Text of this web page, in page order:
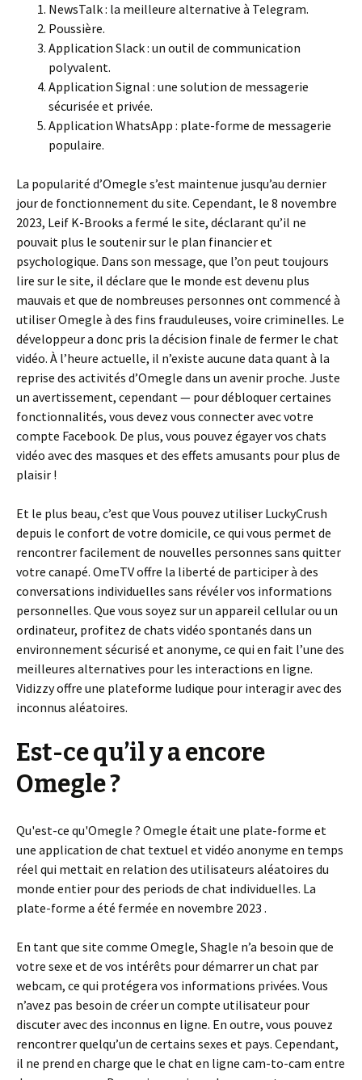
NewsTalk : la meilleure alternative à Telegram.
Poussière.
Application Slack : un outil de communication
polyvalent.
Application Signal : une solution de messagerie
sécurisée et privée.
Application WhatsApp : plate-forme de messagerie
populaire.
La popularité d’Omegle s’est maintenue jusqu’au dernier
jour de fonctionnement du site. Cependant, le 8 novembre
2023, Leif K-Brooks a fermé le site, déclarant qu’il ne
pouvait plus le soutenir sur le plan financier et
psychologique. Dans son message, que l’on peut toujours
lire sur le site, il déclare que le monde est devenu plus
mauvais et que de nombreuses personnes ont commencé à
utiliser Omegle à des fins frauduleuses, voire criminelles. Le
développeur a donc pris la décision finale de fermer le chat
vidéo. À l’heure actuelle, il n’existe aucune data quant à la
reprise des activités d’Omegle dans un avenir proche. Juste
un avertissement, cependant — pour débloquer certaines
fonctionnalités, vous devez vous connecter avec votre
compte Facebook. De plus, vous pouvez égayer vos chats
vidéo avec des masques et des effets amusants pour plus de
plaisir !
Et le plus beau, c’est que Vous pouvez utiliser LuckyCrush
depuis le confort de votre domicile, ce qui vous permet de
rencontrer facilement de nouvelles personnes sans quitter
votre canapé. OmeTV offre la liberté de participer à des
conversations individuelles sans révéler vos informations
personnelles. Que vous soyez sur un appareil cellular ou un
ordinateur, profitez de chats vidéo spontanés dans un
environnement sécurisé et anonyme, ce qui en fait l’une des
meilleures alternatives pour les interactions en ligne.
Vidizzy offre une plateforme ludique pour interagir avec des
inconnus aléatoires.
Est-ce qu’il y a encore
Omegle ?
Qu'est-ce qu'Omegle ? Omegle était une plate-forme et
une application de chat textuel et vidéo anonyme en temps
réel qui mettait en relation des utilisateurs aléatoires du
monde entier pour des periods de chat individuelles. La
plate-forme a été fermée en novembre 2023 .
En tant que site comme Omegle, Shagle n’a besoin que de
votre sexe et de vos intérêts pour démarrer un chat par
webcam, ce qui protégera vos informations privées. Vous
n’avez pas besoin de créer un compte utilisateur pour
discuter avec des inconnus en ligne. En outre, vous pouvez
rencontrer quelqu’un de certains sexes et pays. Cependant,
il ne prend en charge que le chat en ligne cam-to-cam entre